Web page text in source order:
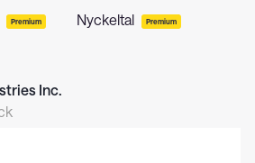
Premium Nyckeltal Premium
Inc.